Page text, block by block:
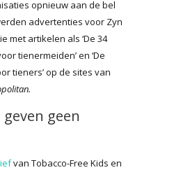
opnieuw aan de bel
advertenties voor Zyn
met artikelen als ‘De 34
tienermeiden’ en ‘De
tieners’ op de sites van
geen
van Tobacco-Free Kids en